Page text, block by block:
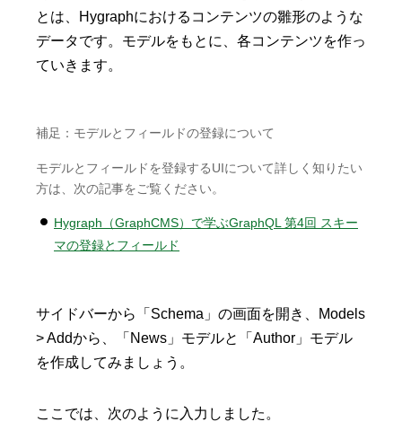
とは、Hygraphにおけるコンテンツの雛形のような
データです。モデルをもとに、各コンテンツを作っ
ていきます。
補足：モデルとフィールドの登録について
モデルとフィールドを登録するUIについて詳しく知りたい
方は、次の記事をご覧ください。
Hygraph（GraphCMS）で学ぶGraphQL 第4回 スキー
マの登録とフィールド
サイドバーから「Schema」の画面を開き、Models
> Addから、「News」モデルと「Author」モデル
を作成してみましょう。
ここでは、次のように入力しました。